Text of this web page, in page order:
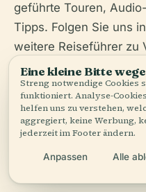
geführte Touren,
Tipps. Folgen Sie uns
weitere Reiseführer zu
Juwelen und
lebendige Erbe dieser
Eine kleine Bitte
Streng notwendige Cookies
funktioniert. Analyse-
helfen uns zu verstehen,
aggregiert, keine Werbung,
jederzeit im Footer ändern.
Anpassen Alle